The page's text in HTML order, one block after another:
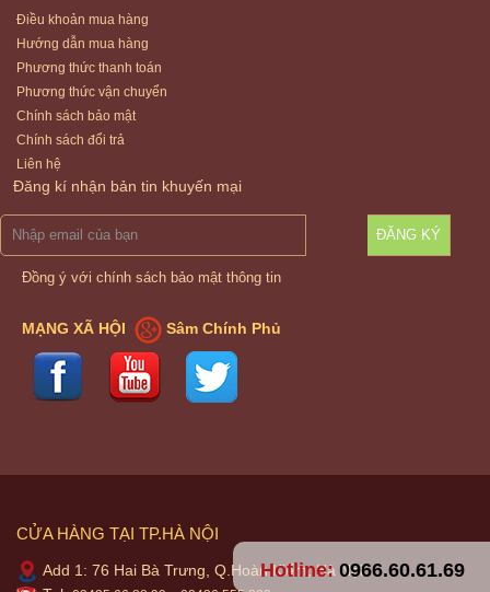
Điều khoản mua hàng
Hướng dẫn mua hàng
Phương thức thanh toán
Phương thức vận chuyển
Chính sách bảo mật
Chính sách đổi trả
Liên hệ
Đăng kí nhận bản tin khuyến mại
ĐĂNG KÝ
Đồng ý với chính sách bảo mật thông tin
MẠNG XÃ HỘI Sâm Chính Phủ
CỬA HÀNG TẠI TP.HÀ NỘI
Add 1: 76 Hai Bà Trưng, Q.Hoàn Kiếm, Hà Nội
Hotline:0966.60.61.69